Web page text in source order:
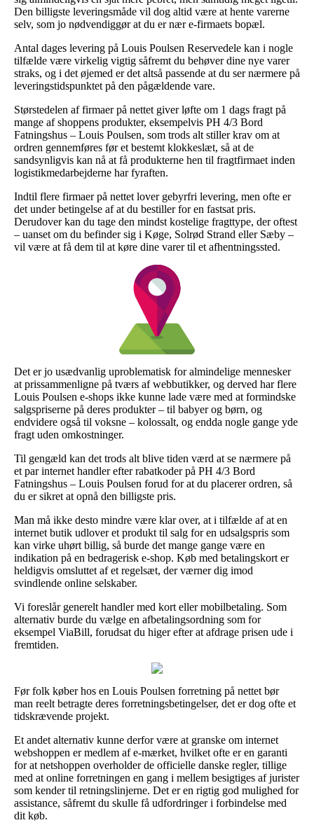
Den billigste leveringsmåde vil dog altid være at hente varerne
selv, som jo nødvendiggør at du er nær e-firmaets bopæl.
Antal dages levering på Louis Poulsen Reservedele kan i nogle
tilfælde være virkelig vigtig såfremt du behøver dine nye varer
straks, og i det øjemed er det altså passende at du ser nærmere på
leveringstidspunktet på den pågældende vare.
Størstedelen af firmaer på nettet giver løfte om 1 dags fragt på
mange af shoppens produkter, eksempelvis PH 4/3 Bord
Fatningshus – Louis Poulsen, som trods alt stiller krav om at
ordren gennemføres før et bestemt klokkeslæt, så at de
sandsynligvis kan nå at få produkterne hen til fragtfirmaet inden
logistikmedarbejderne har fyraften.
Indtil flere firmaer på nettet lover gebyrfri levering, men ofte er
det under betingelse af at du bestiller for en fastsat pris.
Derudover kan du tage den mindst kostelige fragttype, der oftest
– uanset om du befinder sig i Køge, Solrød Strand eller Sæby –
vil være at få dem til at køre dine varer til et afhentningssted.
Det er jo usædvanlig uproblematisk for almindelige mennesker
at prissammenligne på tværs af webbutikker, og derved har flere
Louis Poulsen e-shops ikke kunne lade være med at formindske
salgspriserne på deres produkter – til babyer og børn, og
endvidere også til voksne – kolossalt, og endda nogle gange yde
fragt uden omkostninger.
Til gengæld kan det trods alt blive tiden værd at se nærmere på
et par internet handler efter rabatkoder på PH 4/3 Bord
Fatningshus – Louis Poulsen forud for at du placerer ordren, så
du er sikret at opnå den billigste pris.
Man må ikke desto mindre være klar over, at i tilfælde af at en
internet butik udlover et produkt til salg for en udsalgspris som
kan virke uhørt billig, så burde det mange gange være en
indikation på en bedragerisk e-shop. Køb med betalingskort er
heldigvis omsluttet af et regelsæt, der værner dig imod
svindlende online selskaber.
Vi foreslår generelt handler med kort eller mobilbetaling. Som
alternativ burde du vælge en afbetalingsordning som for
eksempel ViaBill, forudsat du higer efter at afdrage prisen ude i
fremtiden.
Før folk køber hos en Louis Poulsen forretning på nettet bør
man reelt betragte deres forretningsbetingelser, det er dog ofte et
tidskrævende projekt.
Et andet alternativ kunne derfor være at granske om internet
webshoppen er medlem af e-mærket, hvilket ofte er en garanti
for at netshoppen overholder de officielle danske regler, tillige
med at online forretningen en gang i mellem besigtiges af jurister
som kender til retningslinjerne. Det er en rigtig god mulighed for
assistance, såfremt du skulle få udfordringer i forbindelse med
dit køb.